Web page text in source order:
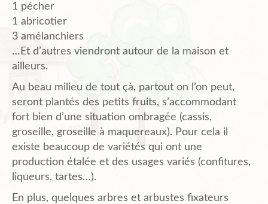
1 pécher
1 abricotier
3 amélanchiers
…Et d’autres viendront autour de la maison et
ailleurs.
Au beau milieu de tout çà, partout on l’on peut,
seront plantés des petits fruits, s’accommodant
fort bien d’une situation ombragée (cassis,
groseille, groseille à maquereaux). Pour cela il
existe beaucoup de variétés qui ont une
production étalée et des usages variés (confitures,
liqueurs, tartes…).
En plus, quelques arbres et arbustes fixateurs